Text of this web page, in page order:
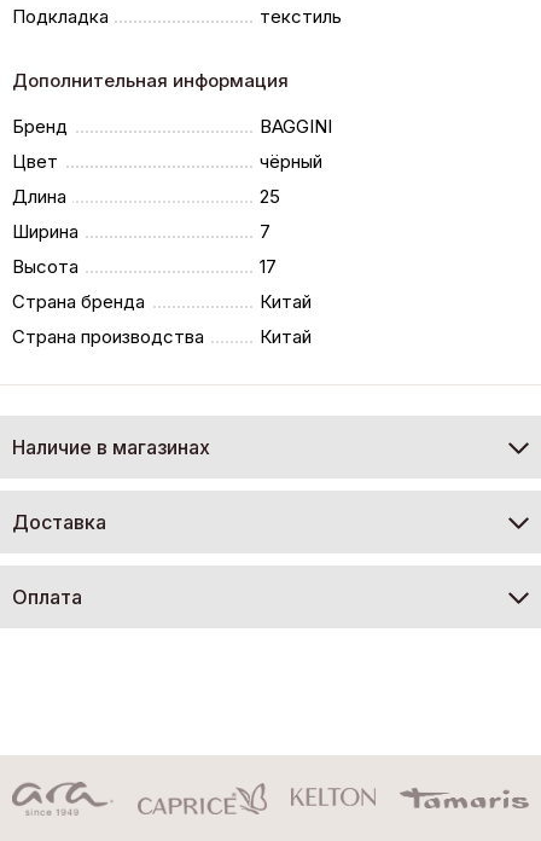
Подкладка
текстиль
Дополнительная информация
Бренд
BAGGINI
Цвет
чёрный
Длина
25
Ширина
7
Высота
17
Страна бренда
Китай
Страна производства
Китай
Наличие в магазинах
Доставка
Оплата